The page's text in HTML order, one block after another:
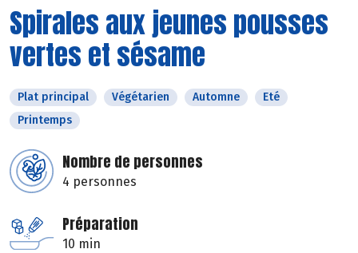
Spirales aux jeunes pousses
vertes et sésame
Plat principal Végétarien Automne
Eté
Printemps
Nombre de personnes
4 personnes
Préparation
10 min